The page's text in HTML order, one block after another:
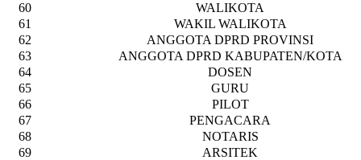
60
WALIKOTA
61
WAKIL WALIKOTA
62
ANGGOTA DPRD PROVINSI
63
ANGGOTA DPRD KABUPATEN/KOTA
64
DOSEN
65
GURU
66
PILOT
67
PENGACARA
68
NOTARIS
69
ARSITEK